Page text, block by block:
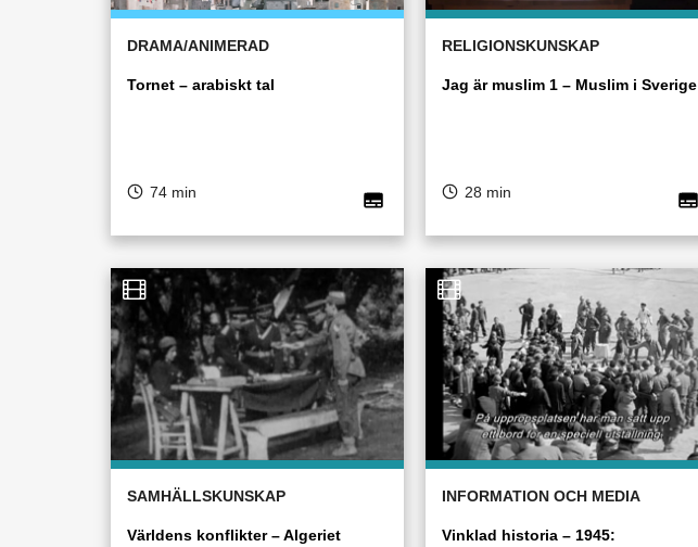
DRAMA/ANIMERAD
Tornet – arabiskt tal
74 min
RELIGIONSKUNSKAP
Jag är muslim 1 – Muslim i Sverige
28 min
SAMHÄLLSKUNSKAP
Världens konflikter – Algeriet
INFORMATION OCH MEDIA
Vinklad historia – 1945: